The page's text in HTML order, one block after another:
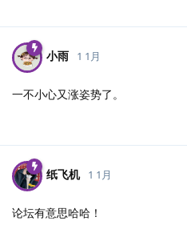
小雨 1 1月
一不小心又涨姿势了。
纸飞机 1 1月
论坛有意思哈哈！